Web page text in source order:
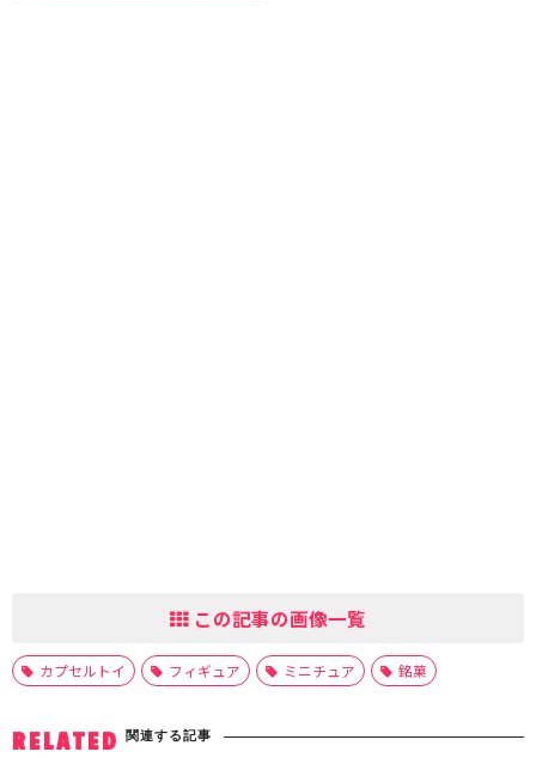
この記事の画像一覧
カプセルトイ フィギュア ミニチュア 銘菓
RELATED 関連する記事